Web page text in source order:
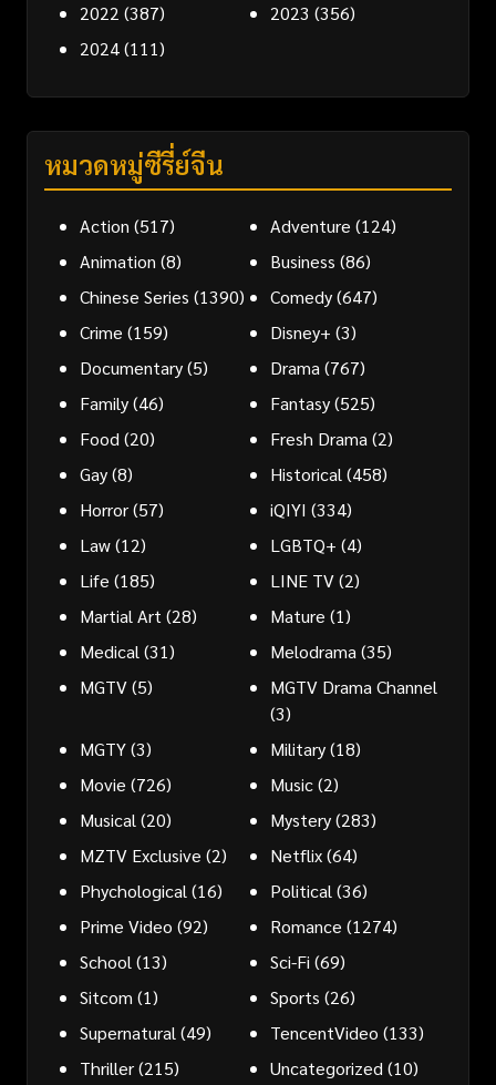
2022 (387) 2023 (356)
2024(111)
หมวดหมู่ซีรี่ย์จีน
Action (517) Adventure (124)
Animation (8) Business (86)
Chinese Series (1390) Comedy(647)
Crime (159) Disney+ (3)
Documentary(5) Drama (767)
Family(46) Fantasy(525)
Food (20) Fresh Drama (2)
Gay(8) Historical (458)
Horror(57) iQIYI (334)
Law(12) LGBTQ+ (4)
Life (185) LINE TV(2)
Martial Art (28) Mature (1)
Medical (31) Melodrama (35)
MGTV(5)
MGTV Drama Channel
(3)
MGTY(3) Military(18)
Movie (726) Music(2)
Musical (20) Mystery(283)
MZTV Exclusive (2) Netflix(64)
Phychological (16) Political (36)
Prime Video (92) Romance (1274)
School (13) Sci-Fi (69)
Sitcom (1) Sports (26)
Supernatural (49) TencentVideo (133)
Thriller(215) Uncategorized (10)